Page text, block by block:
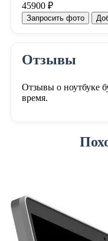
45900 ₽
Запросить фото
Отзывы
Отзывы о ноутбуке
время.